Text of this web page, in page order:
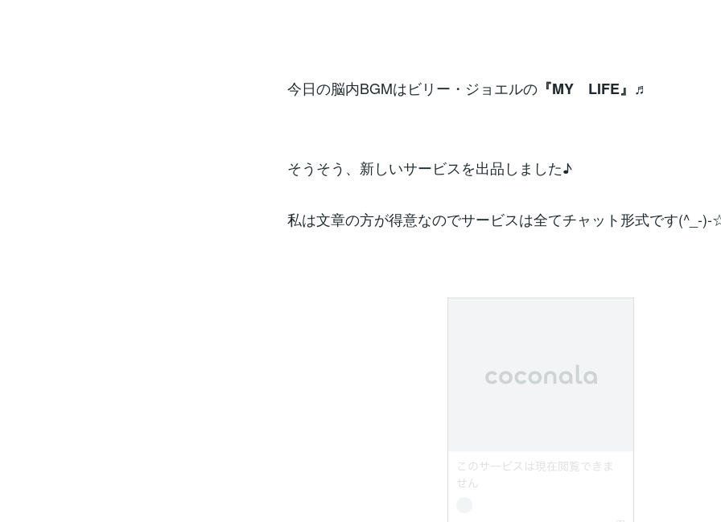
今日の脳内BGMはビリー・ジョエルの 『MY LIFE』♬
そうそう、新しいサービスを出品しました♪
私は文章の方が得意なのでサービスは全てチャット形式です(^_-